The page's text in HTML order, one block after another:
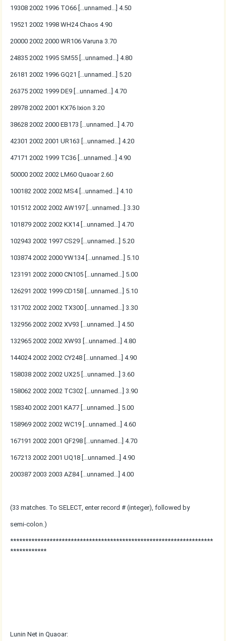
19308 2002 1996 TO66 [...unnamed...] 4.50
19521 2002 1998 WH24 Chaos 4.90
20000 2002 2000 WR106 Varuna 3.70
24835 2002 1995 SM55 [...unnamed...] 4.80
26181 2002 1996 GQ21 [...unnamed...] 5.20
26375 2002 1999 DE9 [...unnamed...] 4.70
28978 2002 2001 KX76 Ixion 3.20
38628 2002 2000 EB173 [...unnamed...] 4.70
42301 2002 2001 UR163 [...unnamed...] 4.20
47171 2002 1999 TC36 [...unnamed...] 4.90
50000 2002 2002 LM60 Quaoar 2.60
100182 2002 2002 MS4 [...unnamed...] 4.10
101512 2002 2002 AW197 [...unnamed...] 3.30
101879 2002 2002 KX14 [...unnamed...] 4.70
102943 2002 1997 CS29 [...unnamed...] 5.20
103874 2002 2000 YW134 [...unnamed...] 5.10
123191 2002 2000 CN105 [...unnamed...] 5.00
126291 2002 1999 CD158 [...unnamed...] 5.10
131702 2002 2002 TX300 [...unnamed...] 3.30
132956 2002 2002 XV93 [...unnamed...] 4.50
132965 2002 2002 XW93 [...unnamed...] 4.80
144024 2002 2002 CY248 [...unnamed...] 4.90
158038 2002 2002 UX25 [...unnamed...] 3.60
158062 2002 2002 TC302 [...unnamed...] 3.90
158340 2002 2001 KA77 [...unnamed...] 5.00
158969 2002 2002 WC19 [...unnamed...] 4.60
167191 2002 2001 QF298 [...unnamed...] 4.70
167213 2002 2001 UQ18 [...unnamed...] 4.90
200387 2003 2003 AZ84 [...unnamed...] 4.00
(33 matches. To SELECT, enter record # (integer), followed by
semi-colon.)
*******************************************************************
************
Lunin Net in Quaoar: